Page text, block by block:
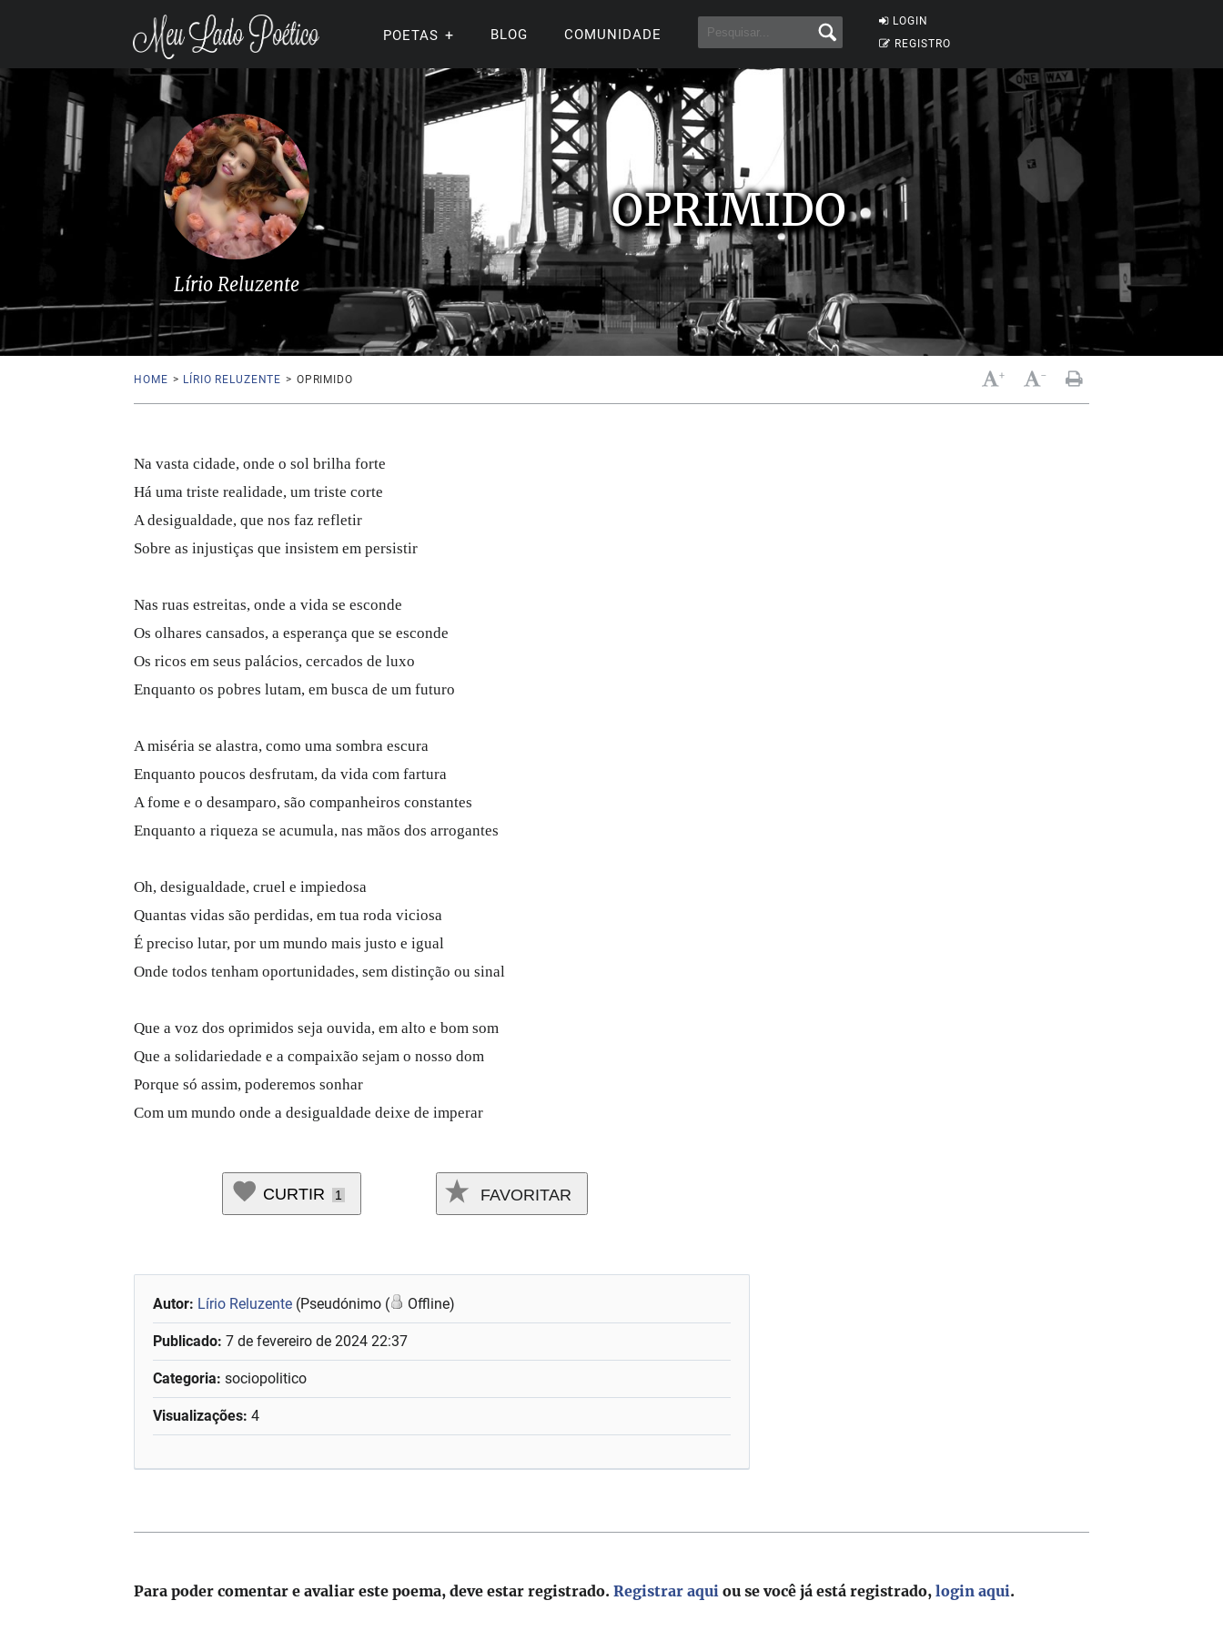
LOGIN
REGISTRO
POETAS BLOG COMUNIDADE
OPRIMIDO
Lírio Reluzente
HOME > LÍRIO RELUZENTE > OPRIMIDO + -
Na vasta cidade, onde o sol brilha forte
Há uma triste realidade, um triste corte
A desigualdade, que nos faz refletir
Sobre as injustiças que insistem em persistir
Nas ruas estreitas, onde a vida se esconde
Os olhares cansados, a esperança que se esconde
Os ricos em seus palácios, cercados de luxo
Enquanto os pobres lutam, em busca de um futuro
A miséria se alastra, como uma sombra escura
Enquanto poucos desfrutam, da vida com fartura
A fome e o desamparo, são companheiros constantes
Enquanto a riqueza se acumula, nas mãos dos arrogantes
Oh, desigualdade, cruel e impiedosa
Quantas vidas são perdidas, em tua roda viciosa
É preciso lutar, por um mundo mais justo e igual
Onde todos tenham oportunidades, sem distinção ou sinal
Que a voz dos oprimidos seja ouvida, em alto e bom som
Que a solidariedade e a compaixão sejam o nosso dom
Porque só assim, poderemos sonhar
Com um mundo onde a desigualdade deixe de imperar
CURTIR 1 FAVORITAR
Autor: Lírio Reluzente (Pseudónimo ( Offline)
Publicado:7 de fevereiro de 2024 22:37
Categoria: sociopolitico
Visualizações: 4
Para poder comentar e avaliar este poema, deve estar registrado.Registrar aqui ou se você já está registrado,login aqui.